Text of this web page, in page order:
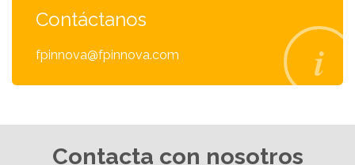
Contáctanos
fpinnova@fpinnova.com
Contacta con nosotros